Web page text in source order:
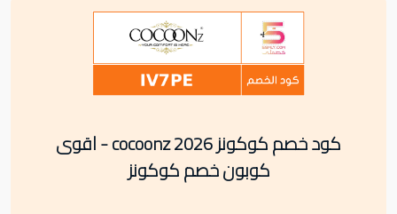
كود خصم كوكونز cocoonz 2026 - اقوى
كوبون خصم كوكونز